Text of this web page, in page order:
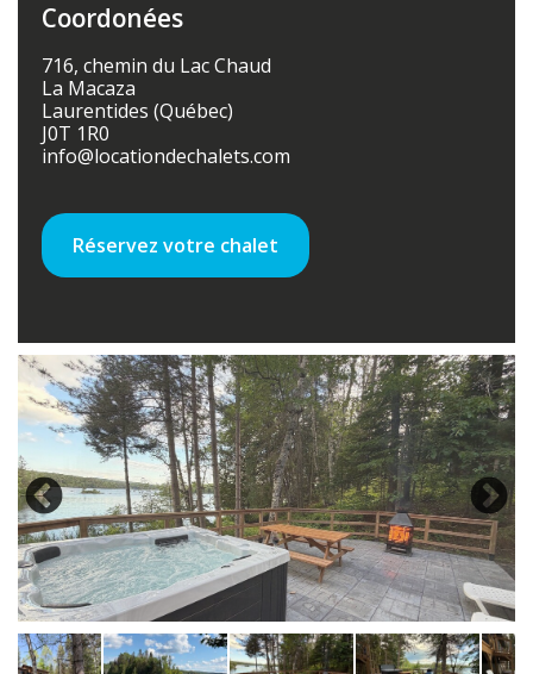
Coordonées
716, chemin du Lac Chaud
La Macaza
Laurentides (Québec)
J0T 1R0
info@locationdechalets.com
Réservez votre chalet